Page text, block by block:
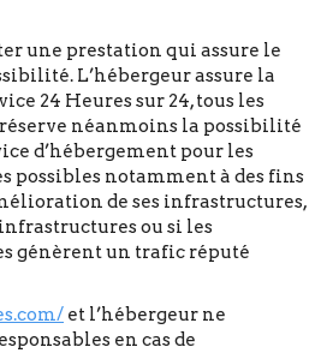
une prestation qui assure le
L’hébergeur assure la
24 Heures sur 24, tous les
réserve néanmoins la possibilité
d’hébergement pour les
possibles notamment à des fins
de ses infrastructures,
ou si les
génèrent un trafic réputé
et l’hébergeur ne
en cas de